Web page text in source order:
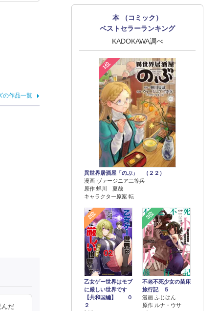
の作品一覧
んだ
本 （コミック）
ベストセラーランキング
KADOKAWA調べ
1位
異世界居酒屋「のぶ」 （２２）
漫画 ヴァージニア二等兵
原作 蝉川 夏哉
キャラクター原案 転
2位
乙女ゲー世界はモブ
に厳しい世界です
【共和国編】 ０
２
3位
不老不死少女の苗床
旅行記 ５
漫画 ふじはん
原作 ルナ・ウサ